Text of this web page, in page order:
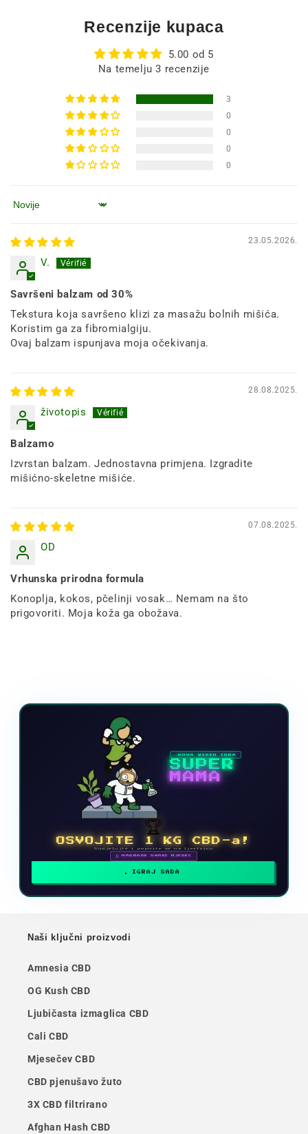
Recenzije kupaca
5.00 od 5
Na temelju 3 recenzije
3
0
0
0
0
Poredaj po
23.05.2026.
V.
Savršeni balzam od 30%
Tekstura koja savršeno klizi za masažu bolnih mišića.
Koristim ga za fibromialgiju.
Ovaj balzam ispunjava moja očekivanja.
28.08.2025.
životopis
Balzamo
Izvrstan balzam. Jednostavna primjena. Izgradite
mišićno-skeletne mišiće.
07.08.2025.
OD
Vrhunska prirodna formula
Konoplja, kokos, pčelinji vosak… Nemam na što
prigovoriti. Moja koža ga obožava.
NOVA VIDEO IGRA
SUPER
MAMA
🏆
OSVOJITE 1 KG CBD-a!
Sudjelujte i popnite se na ljestvicu
🗓 NAGRADE SVAKI MJESEC
IGRAJ SADA
Naši ključni proizvodi
Amnesia CBD
OG Kush CBD
Ljubičasta izmaglica CBD
Cali CBD
Mjesečev CBD
CBD pjenušavo žuto
3X CBD filtrirano
Afghan Hash CBD